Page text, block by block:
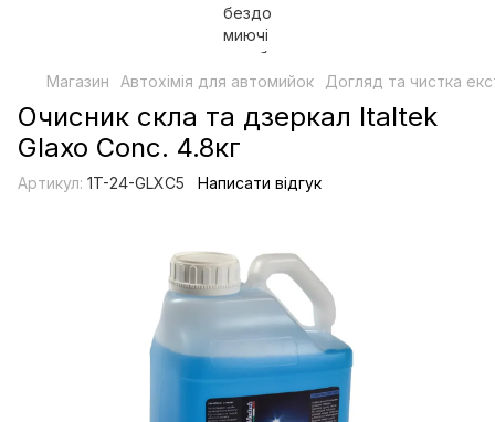
Магазин Автохімія для автомийок Догляд та чистка
Очисник скла та дзеркал Italtek
Glaxo Conc. 4.8кг
Артикул: 1T-24-GLXC5 Написати відгук